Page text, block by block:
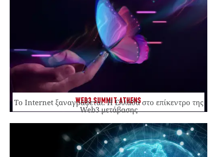
WEB3 SUMMIT ATHENS
Το Internet ξαναγράφεται. Η Ελλάδα στο επίκεντρο της
Web3 μετάβασης